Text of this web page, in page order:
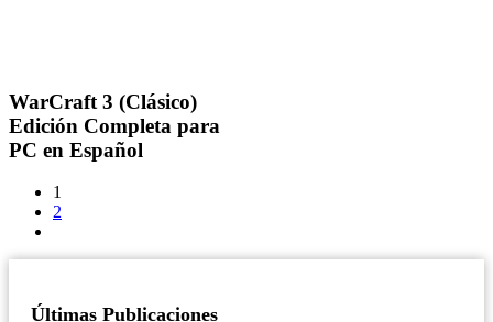
WarCraft 3 (Clásico)
Edición Completa para
PC en Español
1
2
Últimas Publicaciones